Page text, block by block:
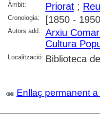
Àmbit:
Priorat;
Cronologia: [1850 -
Autors add.: Arxiu
Cultura
Localització: Biblioteca
Enllaç permanent